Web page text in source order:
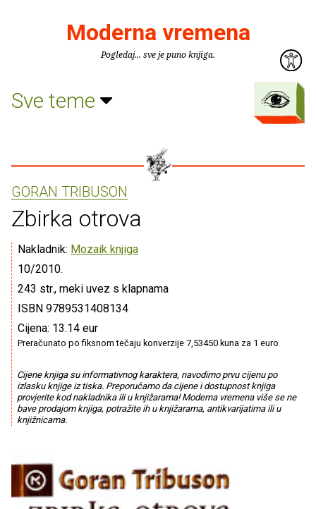
Moderna vremena
Pogledaj... sve je puno knjiga.
Sve teme
GORAN TRIBUSON
Zbirka otrova
Nakladnik: Mozaik knjiga
10/2010.
243 str., meki uvez s klapnama
ISBN 9789531408134
Cijena: 13.14 eur
Preračunato po fiksnom tečaju konverzije 7,53450 kuna za 1 euro
Cijene knjiga su informativnog karaktera, navodimo prvu cijenu po
izlasku knjige iz tiska. Preporučamo da cijene i dostupnost knjiga
provjerite kod nakladnika ili u knjižarama! Moderna vremena više se ne
bave prodajom knjiga, potražite ih u knjižarama, antikvarijatima ili u
knjižnicama.